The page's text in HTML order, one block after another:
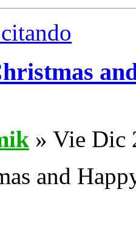
» Vie Dic
and